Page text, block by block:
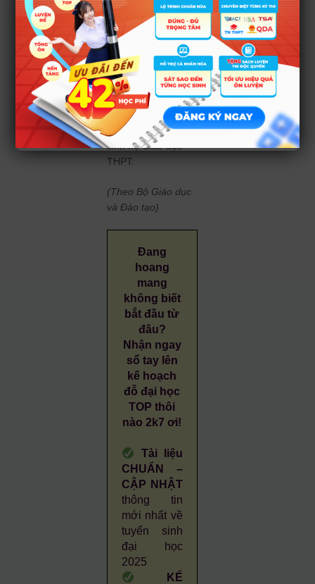
– Tổng điểm 3 bài
thi: Toán + Văn
+ Điểm trung bình
của bài thi tổ hợp;
– Các giá trị khác
tương tự với công
thức dành cho học
sinh hệ Giáo dục
THPT.
(Theo Bộ Giáo dục
và Đào tạo)
Đang
hoang
mang
không biết
bắt đầu từ
đâu?
Nhận ngay
sổ tay lên
kế hoạch
đỗ đại học
TOP thôi
nào 2k7 ơi!
Tài liệu
CHUẨN –
CẬP NHẬT
thông tin
mới nhất về
tuyển sinh
đại học
2025
KẾ